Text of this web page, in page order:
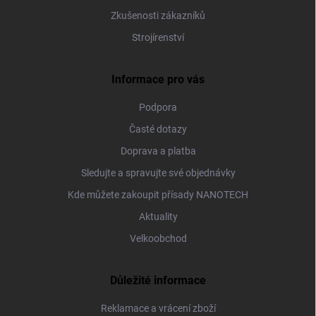
Zkušenosti zákazníků
Strojírenství
Informace pro vás
Podpora
Časté dotazy
Doprava a platba
Sledujte a spravujte své objednávky
Kde můžete zakoupit přísady NANOTECH
Aktuality
Velkoobchod
Důležité informace
Reklamace a vrácení zboží